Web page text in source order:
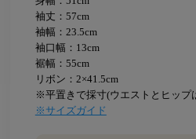
袖丈：57cm
袖幅：23.5cm
袖口幅：13cm
裾幅：55cm
リボン：2×41.5cm
※平置きで採寸(ウエストとヒップ
※サイズガイド